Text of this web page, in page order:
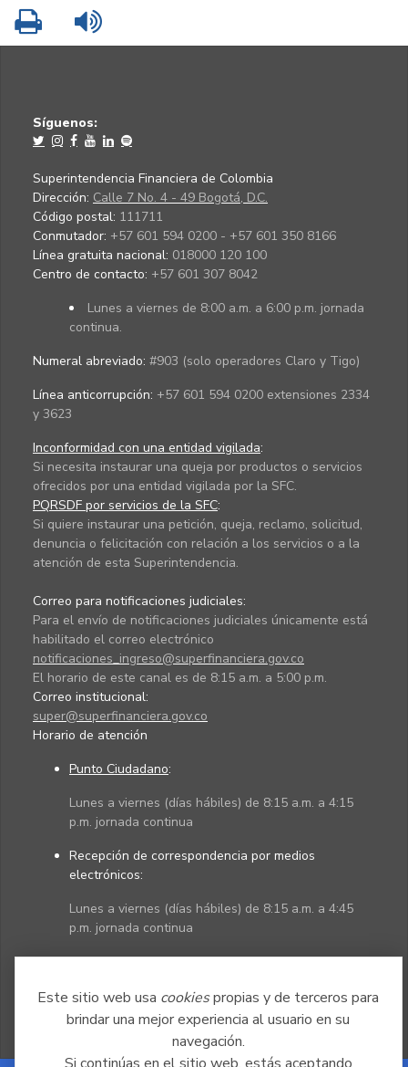
Este sitio web usa cookiespropias y de terceros para
brindar una mejor experiencia al usuario en su
navegación.
Imprimir
Síguenos:
Superintendencia Financiera de Colombia
Dirección: Calle 7 No. 4 - 49 Bogotá, D.C.
Código postal: 111711
Conmutador: +57 601 594 0200 - +57 601 350 8166
Línea gratuita nacional: 018000 120 100
Centro de contacto: +57 601 307 8042
Lunes a viernes de 8:00 a.m. a 6:00 p.m. jornada
continua.
Numeral abreviado: #903 (solo operadores Claro y Tigo)
Línea anticorrupción: +57 601 594 0200 extensiones 2334
y 3623
Inconformidad con una entidad vigilada:
Si necesita instaurar una queja por productos o servicios
ofrecidos por una entidad vigilada por la SFC.
PQRSDF por servicios de la SFC:
Si quiere instaurar una petición, queja, reclamo, solicitud,
denuncia o felicitación con relación a los servicios o a la
atención de esta Superintendencia.
Correo para notificaciones judiciales:
Para el envío de notificaciones judiciales únicamente está
habilitado el correo electrónico
notificaciones_ingreso@superfinanciera.gov.co
El horario de este canal es de 8:15 a.m. a 5:00 p.m.
Correo institucional:
super@superfinanciera.gov.co
Horario de atención
Punto Ciudadano:
Lunes a viernes (días hábiles) de 8:15 a.m. a 4:15
p.m. jornada continua
Recepción de correspondencia por medios
electrónicos:
Lunes a viernes (días hábiles) de 8:15 a.m. a 4:45
p.m. jornada continua